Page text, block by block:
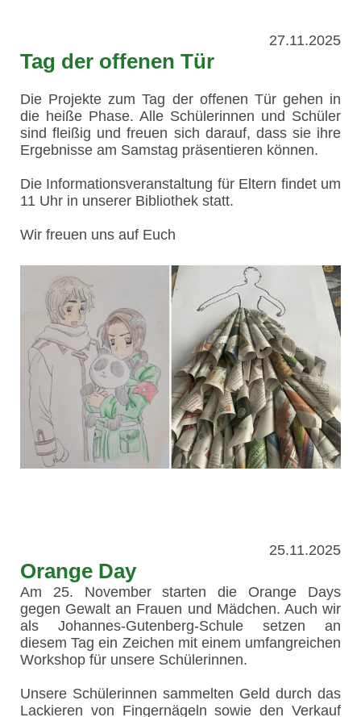
27.11.2025
Tag der offenen Tür
Die Projekte zum Tag der offenen Tür gehen in
die heiße Phase. Alle Schülerinnen und Schüler
sind fleißig und freuen sich darauf, dass sie ihre
Ergebnisse am Samstag präsentieren können.
Die Informationsveranstaltung für Eltern findet um
11 Uhr in unserer Bibliothek statt.
Wir freuen uns auf Euch
25.11.2025
Orange Day
Am 25. November starten die Orange Days
gegen Gewalt an Frauen und Mädchen. Auch wir
als Johannes-Gutenberg-Schule setzen an
diesem Tag ein Zeichen mit einem umfangreichen
Workshop für unsere Schülerinnen.
Unsere Schülerinnen sammelten Geld durch das
Lackieren von Fingernägeln sowie den Verkauf